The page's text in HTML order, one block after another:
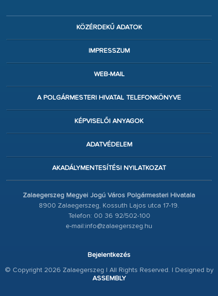
KÖZÉRDEKŰ ADATOK
IMPRESSZUM
WEB-MAIL
A POLGÁRMESTERI HIVATAL TELEFONKÖNYVE
KÉPVISELŐI ANYAGOK
ADATVÉDELEM
AKADÁLYMENTESÍTÉSI NYILATKOZAT
Zalaegerszeg Megyei Jogú Város Polgármesteri Hivatala
8900 Zalaegerszeg, Kossuth Lajos utca 17-19.
Telefon: 00 36 92/502-100
e-mail:info@zalaegerszeg.hu
Bejelentkezés
© Copyright 2026 Zalaegerszeg | All Rights Reserved. | Designed by
ASSEMBLY